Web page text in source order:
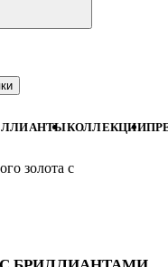
КОЛЛЕКЦИИ
золота с